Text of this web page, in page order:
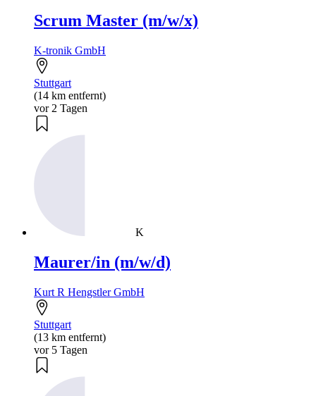
Scrum Master (m/w/x)
K-tronik GmbH
Stuttgart
(14 km entfernt)
vor 2 Tagen
K
Maurer/in (m/w/d)
Kurt R Hengstler GmbH
Stuttgart
(13 km entfernt)
vor 5 Tagen